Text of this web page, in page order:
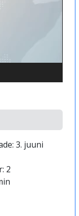
3. juuni
2